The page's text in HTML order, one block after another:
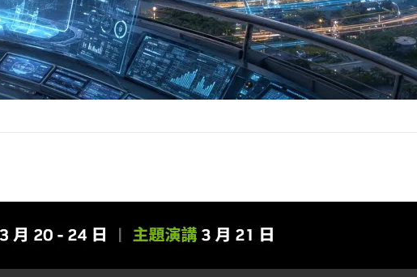
NVIDIA GTC 2023 這個今年初由 GPU 繪圖晶片大廠暨 AI 晶片大